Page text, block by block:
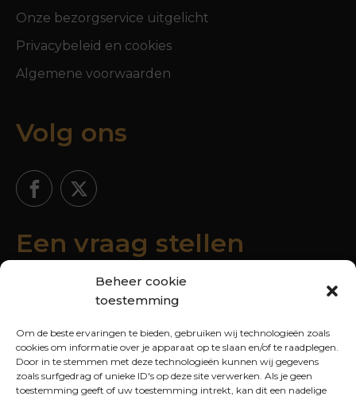
Beheer cookie
toestemming
Om de beste ervaringen te bieden, gebruiken wij technologieën zoals
cookies om informatie over je apparaat op te slaan en/of te raadplegen.
Door in te stemmen met deze technologieën kunnen wij gegevens
zoals surfgedrag of unieke ID's op deze site verwerken. Als je geen
toestemming geeft of uw toestemming intrekt, kan dit een nadelige
Onze bezorgservice uitgelicht
Privacybeleid en cookies
Algemene voorwaarden
Volg ons
Een vraag stellen